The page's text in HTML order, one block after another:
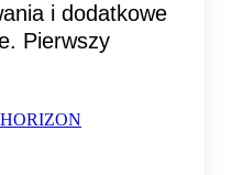
i dodatkowe
Pierwszy
HORIZON